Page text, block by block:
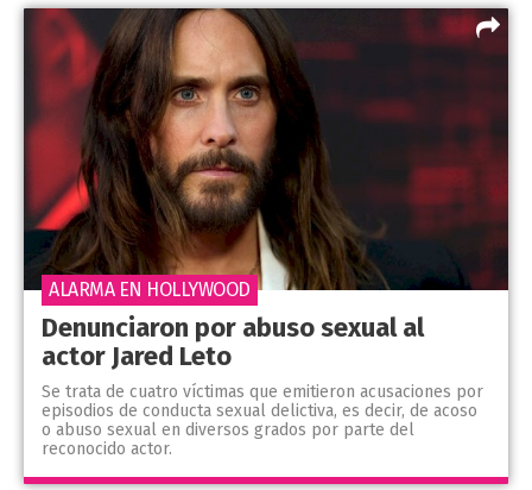
Denunciaron por abuso sexual al
actor Jared Leto
Se trata de cuatro víctimas que emitieron acusaciones por
episodios de conducta sexual delictiva, es decir, de acoso
o abuso sexual en diversos grados por parte del
reconocido actor.
ALARMA EN HOLLYWOOD